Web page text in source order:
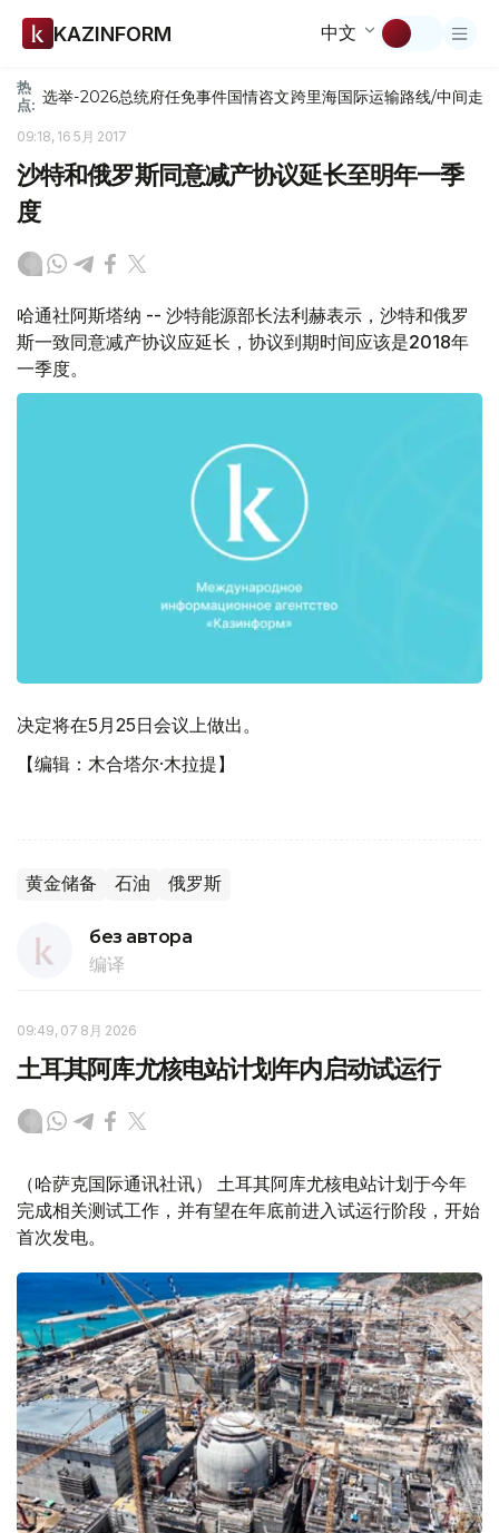
KAZINFORM 中文
热
点: 选举-2026总统府任免事件国情咨文跨里海国际运输路线/中间走廊
09:18, 16 5月 2017
沙特和俄罗斯同意减产协议延长至明年一季
度
哈通社阿斯塔纳 -- 沙特能源部长法利赫表示，沙特和俄罗
斯一致同意减产协议应延长，协议到期时间应该是2018年
一季度。
决定将在5月25日会议上做出。
【编辑：木合塔尔·木拉提】
黄金储备 石油 俄罗斯
без автора
编译
09:49, 07 8月 2026
土耳其阿库尤核电站计划年内启动试运行
（哈萨克国际通讯社讯） 土耳其阿库尤核电站计划于今年
完成相关测试工作，并有望在年底前进入试运行阶段，开始
首次发电。